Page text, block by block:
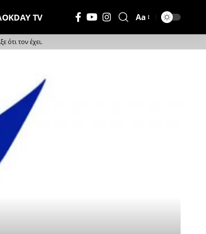
TV
Μέγεθος
Γραμματοσειράς
Aa
ότι τον έχει.